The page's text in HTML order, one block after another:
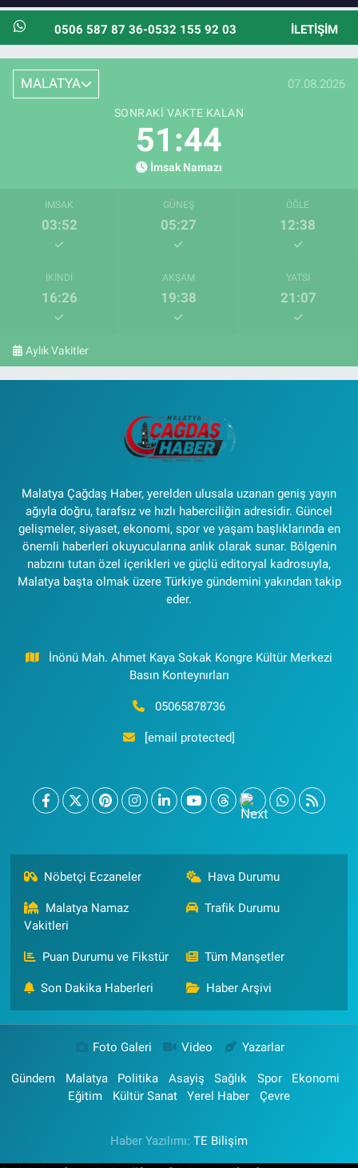
0506 587 87 36-0532 155 92 03 İLETIŞIM
MALATYA 07.08.2026
SONRAKI VAKTE KALAN
51:43
İmsak Namazı
İMSAK
03:52
GÜNEŞ
05:27
ÖĞLE
12:38
İKINDI
16:26
AKŞAM
19:38
YATSI
21:07
Aylık Vakitler
Malatya Çağdaş Haber, yerelden ulusala uzanan geniş yayın
ağıyla doğru, tarafsız ve hızlı haberciliğin adresidir. Güncel
gelişmeler, siyaset, ekonomi, spor ve yaşam başlıklarında en
önemli haberleri okuyucularına anlık olarak sunar. Bölgenin
nabzını tutan özel içerikleri ve güçlü editoryal kadrosuyla,
Malatya başta olmak üzere Türkiye gündemini yakından takip
eder.
İnönü Mah. Ahmet Kaya Sokak Kongre Kültür Merkezi
Basın Konteynırları
05065878736
[email protected]
Nöbetçi Eczaneler Hava Durumu
Malatya Namaz
Vakitleri
Trafik Durumu
Puan Durumu ve Fikstür Tüm Manşetler
Son Dakika Haberleri Haber Arşivi
Foto Galeri Video Yazarlar
Gündem Malatya Politika Asayiş Sağlık Spor
Ekonomi
Eğitim
Kültür Sanat Yerel Haber Çevre
Haber Yazılımı: TE Bilişim